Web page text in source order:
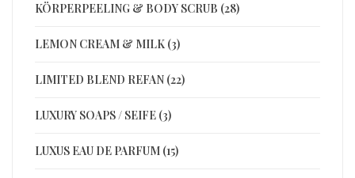
KÖRPERPEELING & BODY SCRUB (28)
LEMON CREAM & MILK (3)
LIMITED BLEND REFAN (22)
LUXURY SOAPS / SEIFE (3)
LUXUS EAU DE PARFUM (15)